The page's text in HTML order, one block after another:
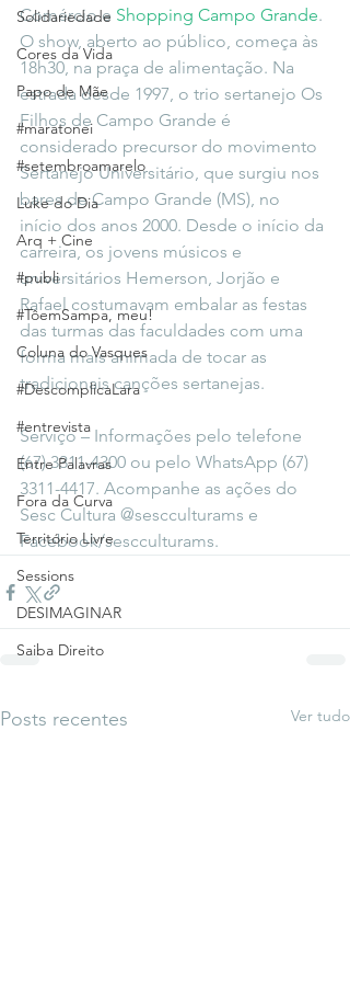
Solidariedade
Cores da Vida
Papo de Mãe
#maratonei
#setembroamarelo
Luke do Dia
Arq + Cine
#publi
#TôemSampa, meu!
Coluna do Vasques
#DescomplicaLara
#entrevista
Entre Palavras
Fora da Curva
Território Livre
Sessions
DESIMAGINAR
Saiba Direito
Comércio e Shopping Campo Grande.
O show, aberto ao público, começa às
18h30, na praça de alimentação. Na
estrada desde 1997, o trio sertanejo Os
Filhos de Campo Grande é
considerado precursor do movimento
Sertanejo Universitário, que surgiu nos
bares de Campo Grande (MS), no
início dos anos 2000. Desde o início da
carreira, os jovens músicos e
universitários Hemerson, Jorjão e
Rafael costumavam embalar as festas
das turmas das faculdades com uma
forma mais animada de tocar as
tradicionais canções sertanejas.
Serviço – Informações pelo telefone
(67) 3311-4300 ou pelo WhatsApp (67)
3311-4417. Acompanhe as ações do
Sesc Cultura @sescculturams e
Facebook/sescculturams.
Posts recentes Ver tudo